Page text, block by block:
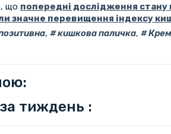
що попередні дослідження
значне перевищення індексу
, кишкова паличка,
тиждень :